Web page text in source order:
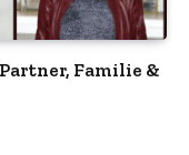
Familie &